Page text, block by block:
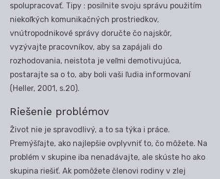
spolupracovať. Tipy : posilnite svoju správu použitím
niekoľkých komunikačných prostriedkov,
vnútropodnikové správy doručte čo najskôr,
vyzývajte pracovníkov, aby sa zapájali do
rozhodovania, neistota je veľmi demotivujúca,
postarajte sa o to, aby boli vaši ľudia informovaní
(Heller, 2001, s.20).
Riešenie problémov
Život nie je spravodlivý, a to sa týka i práce.
Premýšľajte, ako najlepšie ovplyvniť to, čo môžete. Na
problém v skupine iba nenadávajte, ale skúste ho ako
skupina riešiť. Ak pomôžete členovi rodiny v zlej